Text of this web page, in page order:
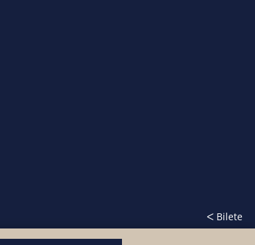
ᐸ Bilete